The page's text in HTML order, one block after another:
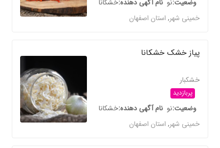
وضعیتنو نام آگهی دهندهخشکانا
خمینی شهر,استان اصفهان
پیاز خشک خشکانا
خشکبار
پربازدید
وضعیتنو نام آگهی دهندهخشکانا
خمینی شهر,استان اصفهان